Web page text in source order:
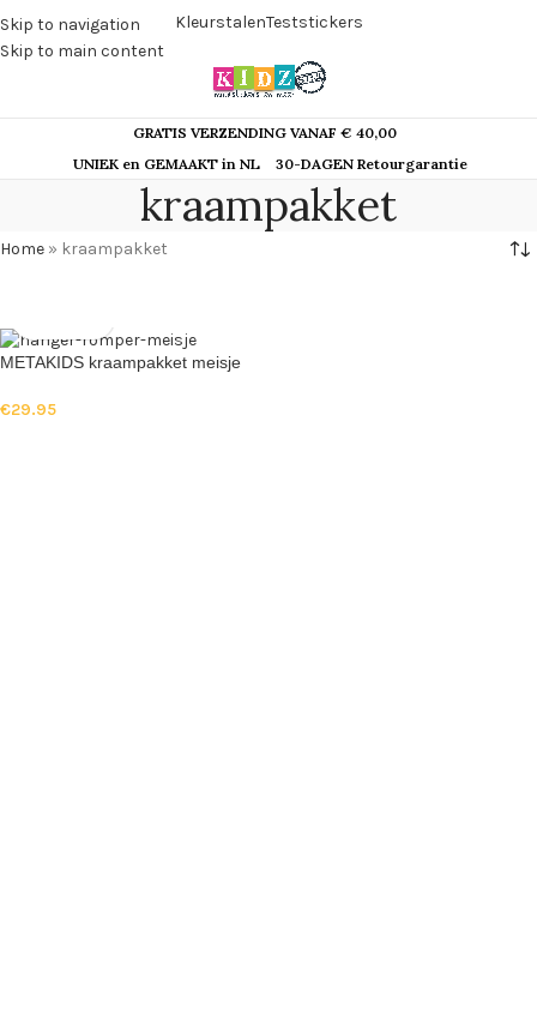
Skip to navigation
Skip to main content
KleurstalenTeststickers
GRATIS VERZENDING VANAF € 40,00
UNIEK en GEMAAKT in NL
30-DAGEN Retourgarantie
kraampakket
Home » kraampakket
METAKIDS kraampakket meisje
€29.95